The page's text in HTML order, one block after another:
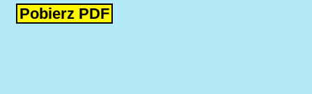
Pobierz PDF